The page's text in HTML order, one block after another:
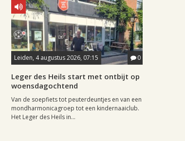
Leiden, 4 augustus 2026, 07:15 0
Leger des Heils start met ontbijt op
woensdagochtend
Van de soepfiets tot peuterdeuntjes en van een
mondharmonicagroep tot een kindernaaiclub.
Het Leger des Heils in...